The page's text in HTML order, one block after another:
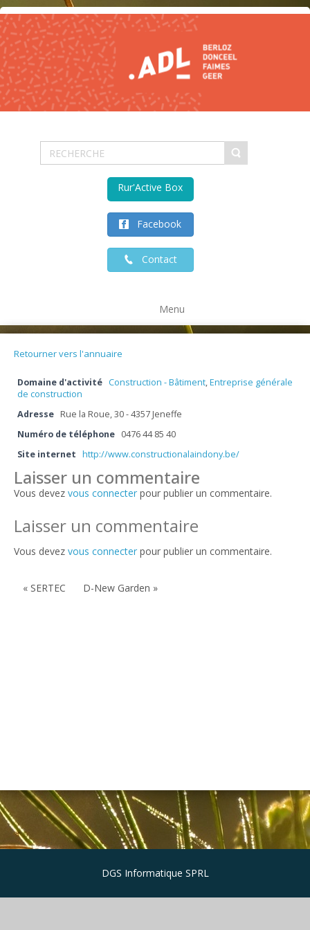
Facebook
Contact
Rur'Active Box
Menu
Retourner vers l'annuaire
Domaine d'activité Construction - Bâtiment,Entreprise générale
de construction
Adresse Rue la Roue, 30 - 4357 Jeneffe
Numéro de téléphone 0476 44 85 40
Site internet http://www.constructionalaindony.be/
Laisser un commentaire
Vous devez vous connecter pour publier un commentaire.
Laisser un commentaire
Vous devez vous connecter pour publier un commentaire.
« SERTEC D-New Garden »
DGS Informatique SPRL